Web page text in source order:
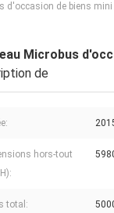
d'occasion de biens mini
Microbus
de
hors-tout
total: